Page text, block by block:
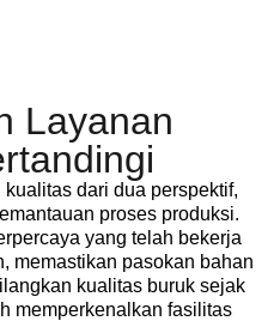
Layanan
dari dua perspektif,
proses produksi.
yang telah bekerja
memastikan pasokan bahan
kualitas buruk sejak
memperkenalkan fasilitas